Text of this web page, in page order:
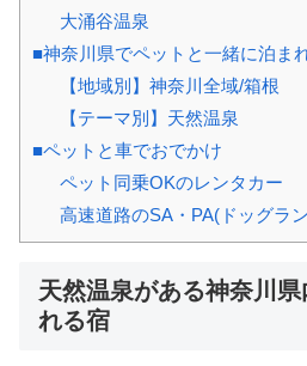
大涌谷温泉
■神奈川県でペットと一緒に泊ま
【地域別】神奈川全域/箱根
【テーマ別】天然温泉
■ペットと車でおでかけ
ペット同乗OKのレンタカー
高速道路のSA・PA(ドッグラ
天然温泉がある神奈川
れる宿